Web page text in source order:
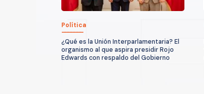
Política
¿Qué es la Unión Interparlamentaria? El
organismo al que aspira presidir Rojo
Edwards con respaldo del Gobierno